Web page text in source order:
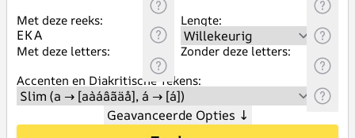
Met deze reeks:
Lengte:
Met deze letters:
Zonder deze letters:
Accenten en Diakritische Tekens:
Geavanceerde Opties ↓